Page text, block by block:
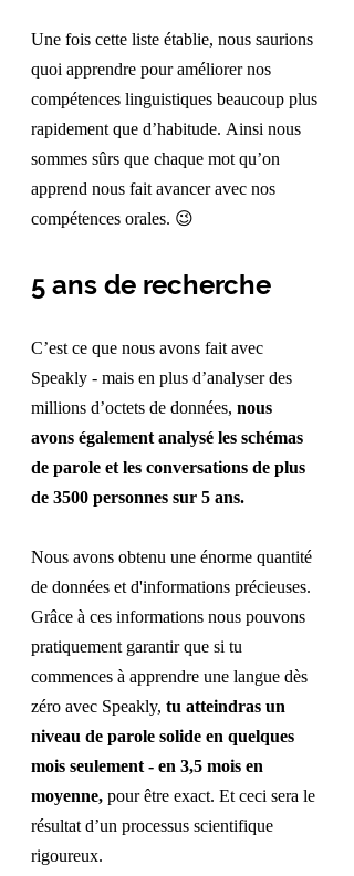
Une fois cette liste établie, nous saurions
quoi apprendre pour améliorer nos
compétences linguistiques beaucoup plus
rapidement que d’habitude. Ainsi nous
sommes sûrs que chaque mot qu’on
apprend nous fait avancer avec nos
compétences orales. 😉
5 ans de recherche
C’est ce que nous avons fait avec
Speakly - mais en plus d’analyser des
millions d’octets de données, nous
avons également analysé les schémas
de parole et les conversations de plus
de 3500 personnes sur 5 ans.
Nous avons obtenu une énorme quantité
de données et d'informations précieuses.
Grâce à ces informations nous pouvons
pratiquement garantir que si tu
commences à apprendre une langue dès
zéro avec Speakly, tu atteindras un
niveau de parole solide en quelques
mois seulement - en 3,5 mois en
moyenne, pour être exact. Et ceci sera le
résultat d’un processus scientifique
rigoureux.